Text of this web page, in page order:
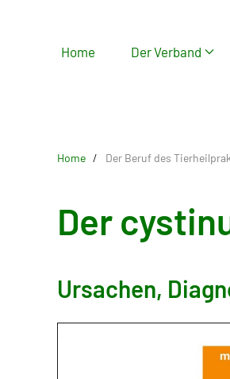
Home Der Verband
Home Der Beruf des
Der
Ursachen,